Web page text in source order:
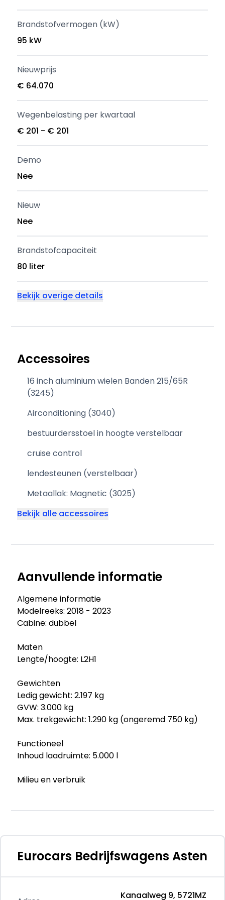
Brandstofvermogen (kW)
95 kW
Nieuwprijs
€ 64.070
Wegenbelasting per kwartaal
€ 201 - € 201
Demo
Nee
Nieuw
Nee
Brandstofcapaciteit
80 liter
Bekijk overige details
Accessoires
16 inch aluminium wielen Banden 215/65R
(3245)
Airconditioning (3040)
bestuurdersstoel in hoogte verstelbaar
cruise control
lendesteunen (verstelbaar)
Metaallak: Magnetic (3025)
Bekijk alle accessoires
Aanvullende informatie
Algemene informatie
Modelreeks: 2018 - 2023
Cabine: dubbel
Maten
Lengte/hoogte: L2H1
Gewichten
Ledig gewicht: 2.197 kg
GVW: 3.000 kg
Max. trekgewicht: 1.290 kg (ongeremd 750 kg)
Functioneel
Inhoud laadruimte: 5.000 l
Milieu en verbruik
Financiële informatie
BTW/marge: BTW verrekenbaar voor
ondernemers
Leaseprijs: € 759 p/m (full operational lease, 60
Eurocars Bedrijfswagens Asten
Kanaalweg 9, 5721MZ